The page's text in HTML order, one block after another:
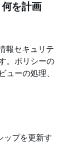
を計画
報セキュリテ
。ポリシーの
ューの処理、
ップを更新す